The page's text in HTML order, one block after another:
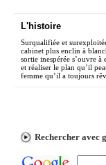
L'histoire
Surqualifiée et
cabinet plus enclin à
sortie inespérée s’ouvre
et réaliser le plan qu’il
femme qu’il a toujours
Rechercher avec